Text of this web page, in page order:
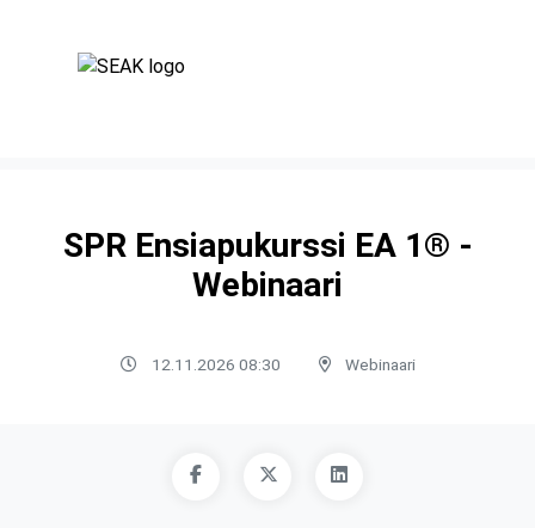
SPR Ensiapukurssi EA 1® -
Webinaari
12.11.2026 08:30 Webinaari